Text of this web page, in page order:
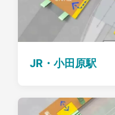
JR・小田原駅